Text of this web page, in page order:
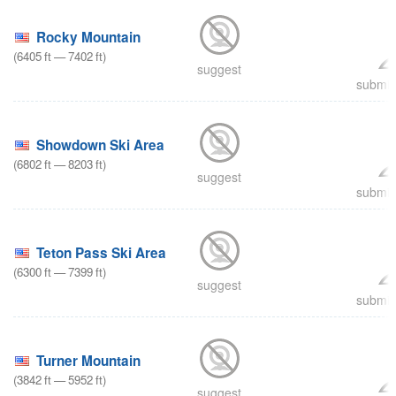
Rocky Mountain
(6405ft—7402ft)
suggest
Showdown Ski Area
(6802ft—8203ft)
suggest
Teton Pass Ski Area
(6300ft—7399ft)
suggest
Turner Mountain
(3842ft—5952ft)
suggest